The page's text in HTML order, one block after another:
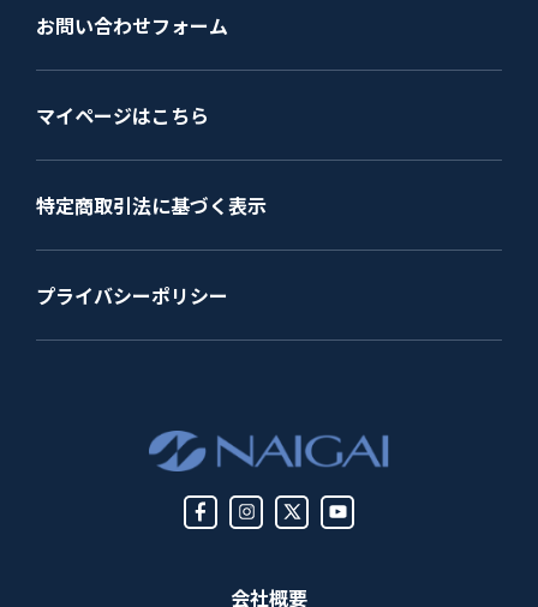
会社概要
お問い合わせフォーム
マイページはこちら
特定商取引法に基づく表示
プライバシーポリシー